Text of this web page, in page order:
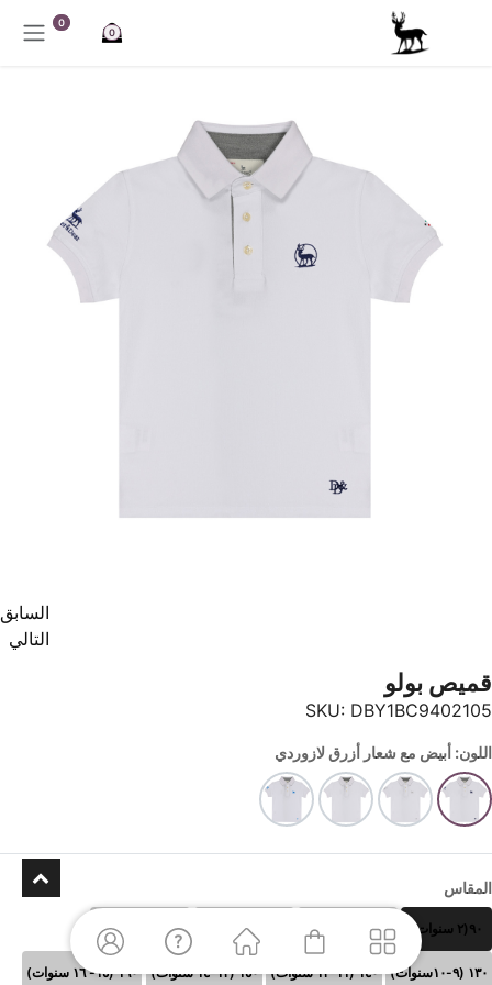
تخطي للذهاب إلى المحتوى
0
0
السابق
التالي
قميص بولو
SKU: DBY1BC9402105
اللون: أبيض مع شعار أزرق لازوردي
المقاس
٩٠(٢ سنوات) ١٠٠(٣-٤ سنوات) ١٢٠ (٧-٨سنوات)
١٣٠ (٩-١٠سنوات) ١٤٠ (١١-١٢ سنوات) ١٥٠ (١٣-١٤ سنوات) ١٦٠ (١٥- ١٦ سنوات)